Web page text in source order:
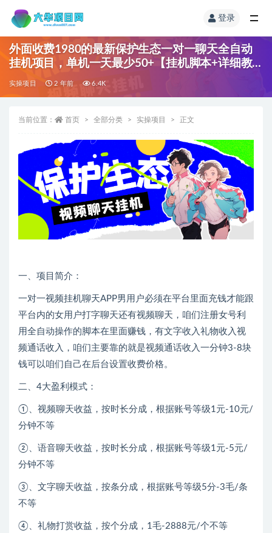
登录
外面收费1980的最新保护生态一对一聊天全自动
挂机项目，单机一天最少50+【挂机脚本+详细教
程】
实操项目 2 年前 6.4K
当前位置： 首页 全部分类 实操项目 正文
一、项目简介：
一对一视频挂机聊天APP男用户必须在平台里面充钱才能跟
平台内的女用户打字聊天还有视频聊天，咱们注册女号利
用全自动操作的脚本在里面赚钱，有文字收入礼物收入视
频通话收入，咱们主要靠的就是视频通话收入一分钟3-8块
钱可以咱们自己在后台设置收费价格。
二、4大盈利模式：
①、视频聊天收益，按时长分成，根据账号等级1元-10元/
分钟不等
②、语音聊天收益，按时长分成，根据账号等级1元-5元/
分钟不等
③、文字聊天收益，按条分成，根据账号等级5分-3毛/条
不等
④、礼物打赏收益，按个分成，1毛-2888元/个不等